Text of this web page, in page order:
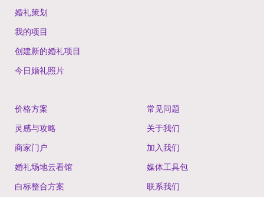
婚礼策划
我的项目
创建新的婚礼项目
今日婚礼照片
价格方案
灵感与攻略
商家门户
婚礼场地云看馆
白标整合方案
常见问题
关于我们
加入我们
媒体工具包
联系我们